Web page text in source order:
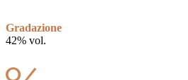
Gradazione
42% vol.